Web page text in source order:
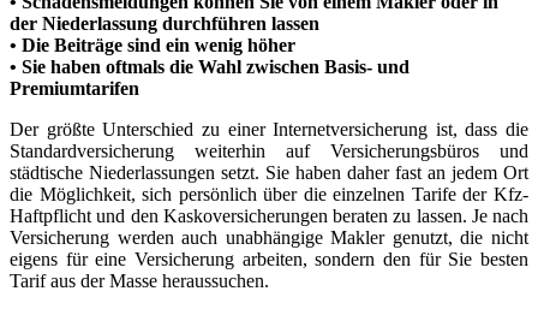
der Niederlassung durchführen lassen
• Die Beiträge sind ein wenig höher
• Sie haben oftmals die Wahl zwischen Basis- und
Premiumtarifen
Der größte Unterschied zu einer Internetversicherung ist, dass die
Standardversicherung weiterhin auf Versicherungsbüros und
städtische Niederlassungen setzt. Sie haben daher fast an jedem Ort
die Möglichkeit, sich persönlich über die einzelnen Tarife der Kfz-
Haftpflicht und den Kaskoversicherungen beraten zu lassen. Je nach
Versicherung werden auch unabhängige Makler genutzt, die nicht
eigens für eine Versicherung arbeiten, sondern den für Sie besten
Tarif aus der Masse heraussuchen.